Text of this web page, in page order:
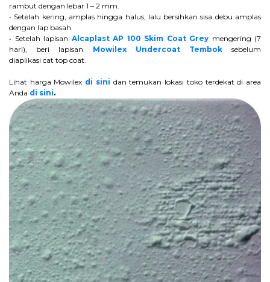
rambut dengan lebar 1 – 2 mm.
• Setelah kering, amplas hingga halus, lalu bersihkan sisa debu amplas
dengan lap basah.
• Setelah lapisan Alcaplast AP 100 Skim Coat Grey mengering (7
hari), beri lapisan Mowilex Undercoat Tembok
sebelum
diaplikasi cat top coat.
Lihat harga Mowilex di sini dan temukan lokasi toko terdekat di area
Anda di sini.